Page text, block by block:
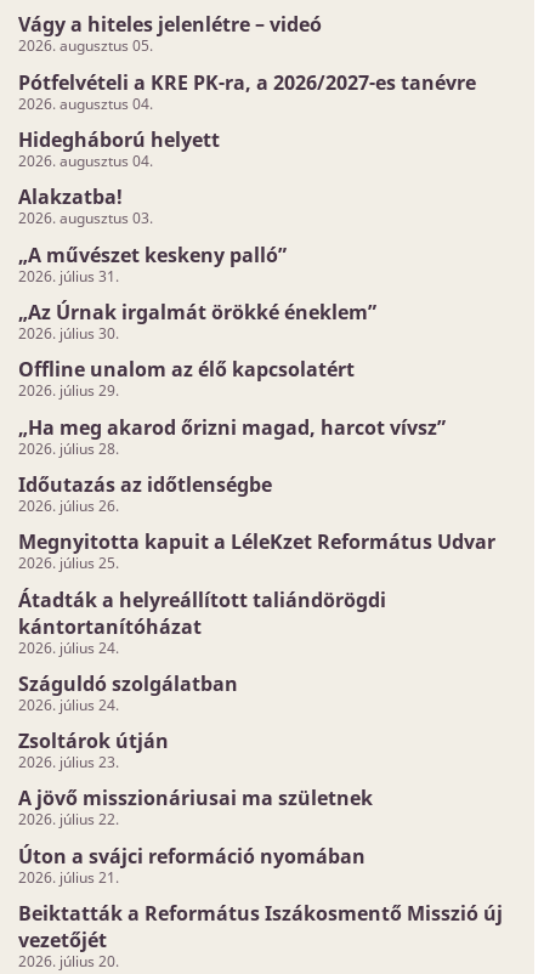
Vágy a hiteles jelenlétre – videó
2026. augusztus 05.
Pótfelvételi a KRE PK-ra, a 2026/2027-es tanévre
2026. augusztus 04.
Hidegháború helyett
2026. augusztus 04.
Alakzatba!
2026. augusztus 03.
„A művészet keskeny palló”
2026. július 31.
„Az Úrnak irgalmát örökké éneklem”
2026. július 30.
Offline unalom az élő kapcsolatért
2026. július 29.
„Ha meg akarod őrizni magad, harcot vívsz”
2026. július 28.
Időutazás az időtlenségbe
2026. július 26.
Megnyitotta kapuit a LéleKzet Református Udvar
2026. július 25.
Átadták a helyreállított taliándörögdi
kántortanítóházat
2026. július 24.
Száguldó szolgálatban
2026. július 24.
Zsoltárok útján
2026. július 23.
A jövő misszionáriusai ma születnek
2026. július 22.
Úton a svájci reformáció nyomában
2026. július 21.
Beiktatták a Református Iszákosmentő Misszió új
vezetőjét
2026. július 20.